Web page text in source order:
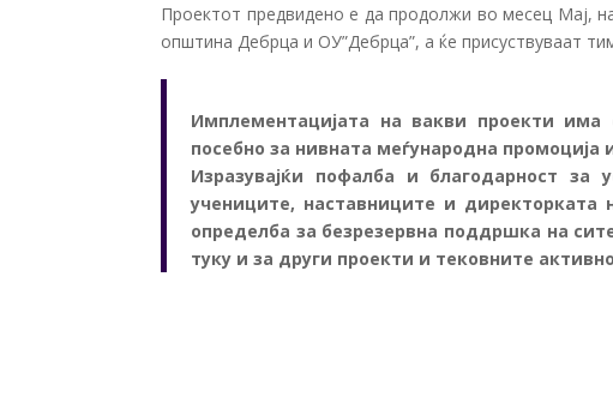
Проектот предвидено е да продолжи во месец Мај,
општина Дебрца и ОУ”Дебрца”, а ќе присуствуваат
Имплементацијата на вакви проекти
посебно за нивната меѓународна промоција
Изразувајќи пофалба и благодарност за
учениците, наставниците и
определба за безрезервна поддршка на
туку и за други проекти и тековните